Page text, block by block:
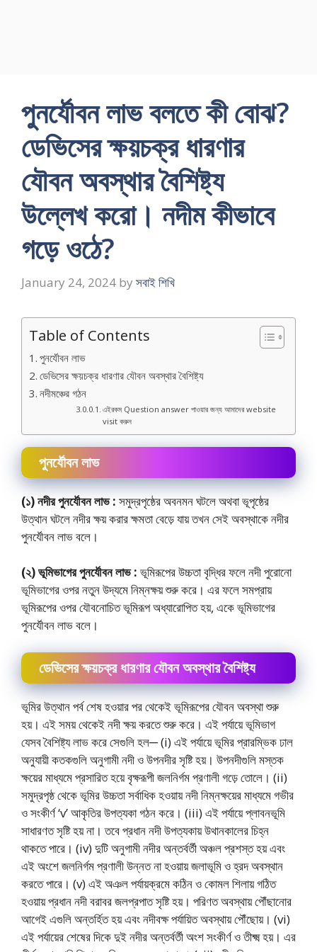
পুনর্যৌবন লাভ বলতে কী বােঝ?
ডেভিসের ক্ষয়চক্র ধারণার
যৌবন অবস্থার বৈশিষ্ট্য
উল্লেখ করাে। নদীম কীভাবে
গড়ে ওঠে?
January 24, 2024 by সবাই শিখি
Table of Contents
পুনর্যৌবন লাভ
ডেভিসের ক্ষয়চক্র ধারণার যৌবন অবস্থার বৈশিষ্ট্য
নদীমঞ্চের গঠন
এইরকম Question answer পাওয়ার জন্য আমাদের website
visit করুন
পুনর্যৌবন লাভ
(১) নদীর পুনর্যৌবন লাভ : সমুদ্রপৃষ্ঠের অবনমন ঘটলে অথবা ভূপৃষ্ঠের
উত্থান ঘটলে নদীর ক্ষয় করার ক্ষমতা বেড়ে যায় তখন সেই অবস্থাকে নদীর
পুনর্যৌবন লাভ বলে।
(২) ভূমিভাগের পুনর্যৌবন লাভ : ভূমিরূপের উচ্চতা বৃদ্ধির ফলে নদী পুরােনাে
ভূমিভাগের ওপর নতুন উদ্যমে নিম্নক্ষয় শুরু করে। এর ফলে সমপ্রায়
ভূমিরূপের ওপর যৌবনােচিত ভূমিরূপ অধ্যারােপিত হয়, একে ভূমিভাগের
পুনর্যৌবন লাভ বলে।
ডেভিসের ক্ষয়চক্র ধারণার যৌবন অবস্থার বৈশিষ্ট্য
ভূমির উত্থান পর্ব শেষ হওয়ার পর থেকেই ভূমিরূপের যৌবন অবস্থা শুরু
হয়। এই সময় থেকেই নদী ক্ষয় করতে শুরু করে। এই পর্যায়ে ভূমিভাগ
যেসব বৈশিষ্ট্য লাভ করে সেগুলি হল─ (i) এই পর্যায়ে ভূমির প্রারম্ভিক ঢাল
অনুযায়ী কতকগুলি অনুগামী নদী ও উপনদীর সৃষ্টি হয়। উপনদীগুলি মস্তক
ক্ষয়ের মাধ্যমে প্রসারিত হয়ে বৃক্ষরূপী জলনির্গম প্রণালী গড়ে তােলে। (ii)
সমুদ্রপৃষ্ঠ থেকে ভূমির উচ্চতা সর্বাধিক হওয়ায় নদী নিম্নক্ষয়ের মাধ্যমে গভীর
ও সংকীর্ণ ‘v’ আকৃতির উপত্যকা গঠন করে। (iii) এই পর্যায়ে প্লাবনভূমি
সাধারণত সৃষ্টি হয় না। তবে প্রধান নদী উপত্যকায় উথানকালের চিহ্ন
থাকতে পারে। (iv) দুটি অনুগামী নদীর অন্তর্বর্তী অঞ্চল প্রশস্ত হয় এবং
এই অংশে জলনির্গম প্রণালী উন্নত না হওয়ায় জলাভূমি ও হ্রদ অবস্থান
করতে পারে। (v) এই অঞল পর্যায়ক্রমে কঠিন ও কোমল শিলায় গঠিত
হওয়ায় প্রধান নদী বরাবর জলপ্রপাত সৃষ্টি হয়। পরিণত অবস্থায় পৌঁছানাের
আগেই এগুলি অন্তর্হিত হয় এবং নদীবক্ষ পর্যায়িত অবস্থায় পৌঁছােয়। (vi)
এই পর্যায়ের শেষের দিকে দুই নদীর অন্তর্বর্তী অংশ সংকীর্ণ ও তীক্ষ্ম হয়। এর